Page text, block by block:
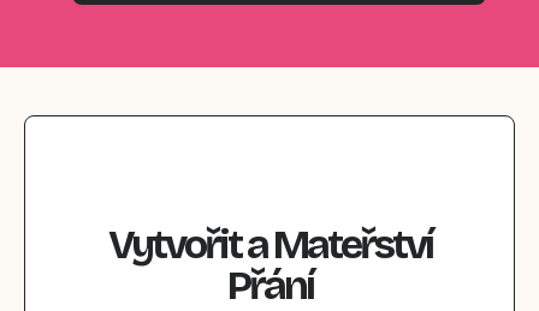
VytvořitaMateřství
Přání